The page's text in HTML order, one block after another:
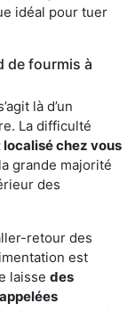
idéal pour tuer
de fourmis à
là d’un
La difficulté
chez vous
grande majorité
des
retour des
est
laisse des